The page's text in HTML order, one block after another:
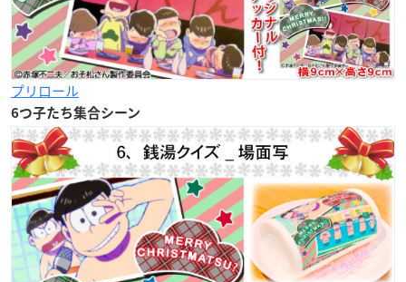
プリロール
6つ子たち集合シーン